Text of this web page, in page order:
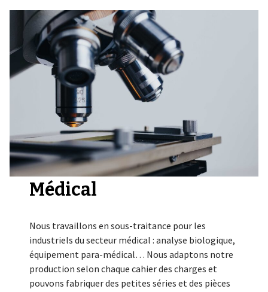
Médical
Nous travaillons en sous-traitance pour les
industriels du secteur médical : analyse biologique,
équipement para-médical… Nous adaptons notre
production selon chaque cahier des charges et
pouvons fabriquer des petites séries et des pièces